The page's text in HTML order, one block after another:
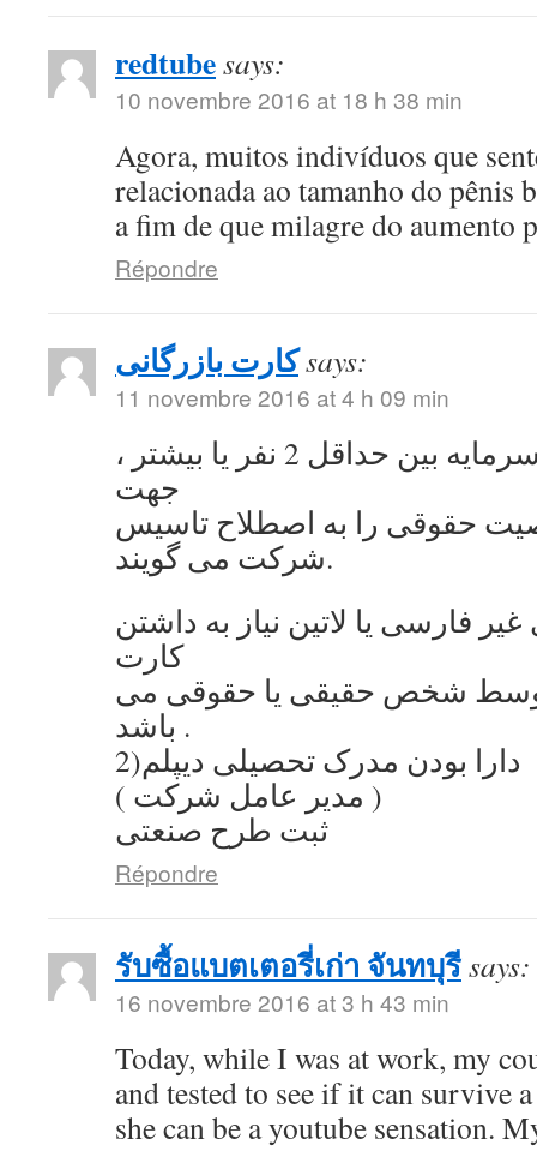
redtubesays:
10 novembre 2016 at 18 h 38 min
Agora, muitos indivíduos que
relacionada ao tamanho do pênis
a fim de que milagre do aumento
Répondre
کارت بازرگانیsays:
11 novembre 2016 at 4 h 09 min
به اشتراک گذاشتن سرمایه بین حداقل 2 نفر یا بیشتر ،
جهت
حقوقی را به اصطلاح تاسیس
شرکت می گویند.
فارسی یا لاتین نیاز به داشتن
کارت
توسط شخص حقیقی یا حقوقی می
باشد .
2)دارا بودن مدرک تحصیلی دیپلم
( مدیر عامل شرکت )
ثبت طرح صنعتی
Répondre
รับซื้อแบตเตอรี่เก่า จันทบุรีsays:
16 novembre 2016 at 3 h 43 min
Today, while I was at work, my
and tested to see if it can survive
she can be a youtube sensation.